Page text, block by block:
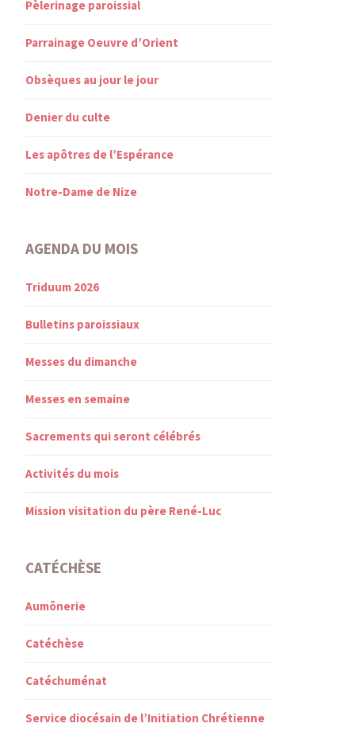
Pèlerinage paroissial
Parrainage Oeuvre d’Orient
Obsèques au jour le jour
Denier du culte
Les apôtres de l’Espérance
Notre-Dame de Nize
AGENDA DU MOIS
Triduum 2026
Bulletins paroissiaux
Messes du dimanche
Messes en semaine
Sacrements qui seront célébrés
Activités du mois
Mission visitation du père René-Luc
CATÉCHÈSE
Aumônerie
Catéchèse
Catéchuménat
Service diocésain de l’Initiation Chrétienne